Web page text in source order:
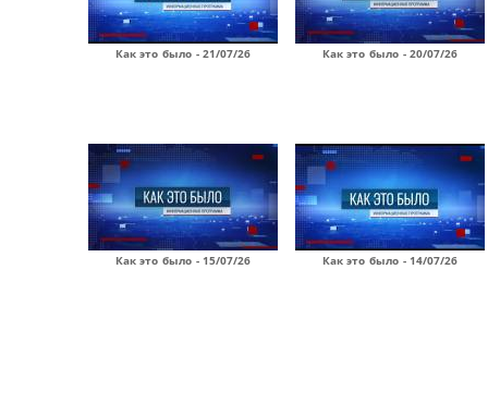
Как это было - 21/07/26 Как это было - 20/07/26
Как это было - 15/07/26 Как это было - 14/07/26